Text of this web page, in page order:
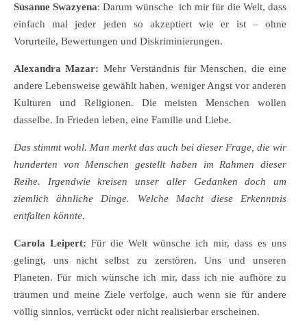
Susanne Swazyena: Darum wünsche ich mir für die Welt, dass
einfach mal jeder jeden so akzeptiert wie er ist – ohne
Vorurteile, Bewertungen und Diskriminierungen.
Alexandra Mazar: Mehr Verständnis für Menschen, die eine
andere Lebensweise gewählt haben, weniger Angst vor anderen
Kulturen und Religionen. Die meisten Menschen wollen
dasselbe. In Frieden leben, eine Familie und Liebe.
Das stimmt wohl. Man merkt das auch bei dieser Frage, die wir
hunderten von Menschen gestellt haben im Rahmen dieser
Reihe. Irgendwie kreisen unser aller Gedanken doch um
ziemlich ähnliche Dinge. Welche Macht diese Erkenntnis
entfalten könnte.
Carola Leipert:Für die Welt wünsche ich mir, dass es uns
gelingt, uns nicht selbst zu zerstören. Uns und unseren
Planeten. Für mich wünsche ich mir, dass ich nie aufhöre zu
träumen und meine Ziele verfolge, auch wenn sie für andere
völlig sinnlos, verrückt oder nicht realisierbar erscheinen.